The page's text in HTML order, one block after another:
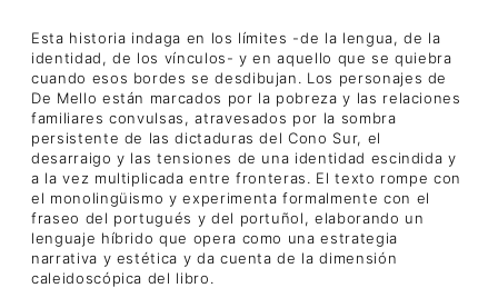
Esta historia indaga en los límites -de la lengua, de la
identidad, de los vínculos- y en aquello que se quiebra
cuando esos bordes se desdibujan. Los personajes de
De Mello están marcados por la pobreza y las relaciones
familiares convulsas, atravesados por la sombra
persistente de las dictaduras del Cono Sur, el
desarraigo y las tensiones de una identidad escindida y
a la vez multiplicada entre fronteras. El texto rompe con
el monolingüismo y experimenta formalmente con el
fraseo del portugués y del portuñol, elaborando un
lenguaje híbrido que opera como una estrategia
narrativa y estética y da cuenta de la dimensión
caleidoscópica del libro.